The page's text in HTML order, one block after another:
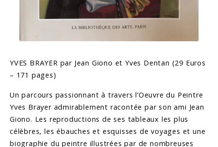
YVES BRAYER par Jean Giono et Yves Dentan (29 Euros
– 171 pages)
Un parcours passionnant à travers l’Oeuvre du Peintre
Yves Brayer admirablement racontée par son ami Jean
Giono. Les reproductions de ses tableaux les plus
célèbres, les ébauches et esquisses de voyages et une
biographie du peintre illustrées par de nombreuses